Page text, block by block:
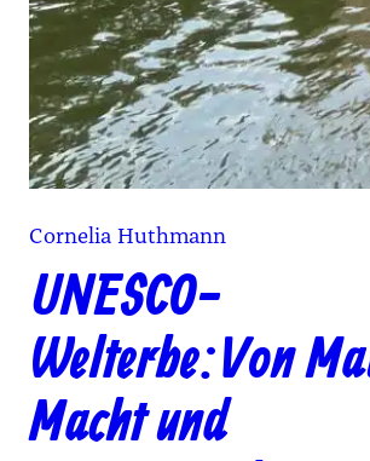
Cornelia Huthmann
UNESCO-
Welterbe: Von
Macht und